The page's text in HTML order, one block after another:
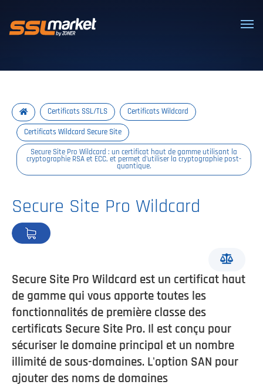
Certificats SSL/TLS de confiance
Certificats SSL/TLS Certificats Wildcard
Certificats Wildcard Secure Site
Secure Site Pro Wildcard : un certificat haut de gamme utilisant la
cryptographie RSA et ECC, et permet d'utiliser la cryptographie post-
quantique.
Secure Site Pro Wildcard
Secure Site Pro Wildcard est un certificat haut
de gamme qui vous apporte toutes les
fonctionnalités de première classe des
certificats Secure Site Pro. Il est conçu pour
sécuriser le domaine principal et un nombre
illimité de sous-domaines. L'option SAN pour
ajouter des noms de domaines